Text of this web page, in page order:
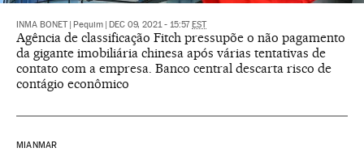
INMA BONET Pequim DEC 09, 2021 - 15:57 EST
Agência de classificação Fitch pressupõe o não pagamento
da gigante imobiliária chinesa após várias tentativas de
contato com a empresa. Banco central descarta risco de
contágio econômico
MIANMAR